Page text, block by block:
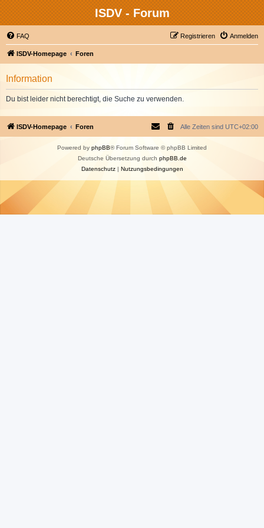
ISDV - Forum
FAQ Anmelden
Registrieren
ISDV-Homepage Foren
Information
Du bist leider nicht berechtigt, die Suche zu verwenden.
ISDV-Homepage Foren Alle Zeiten sind UTC+02:00
Powered by phpBB® Forum Software © phpBB Limited
Deutsche Übersetzung durch phpBB.de
Datenschutz| Nutzungsbedingungen